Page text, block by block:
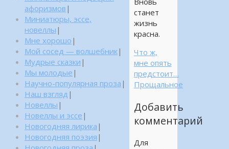
станет
жизнь
красна.
Что ж,
мне опять
предстоит…
Прощальное
Добавить
комментарий
Для
афоризмов |
Миниатюры, эссе,
новеллы |
Мне хорошо |
Мой сосед — волшебник|
Мудрые сказки |
Мы молодые |
Научно-популярная проза |
Наш взгляд |
Новеллы |
Новеллы и эссе |
Новогодняя лирика |
Новогодняя поэзия |